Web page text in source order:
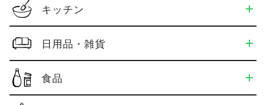
キッチン
日用品・雑貨
食品